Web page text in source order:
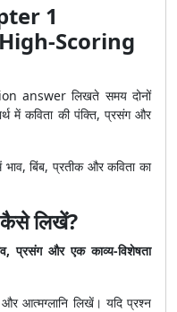
1
Scoring
answer लिखते समय दोनों
में कविता की पंक्ति, प्रसंग और
भाव, बिंब, प्रतीक और कविता का
लिखें?
प्रसंग और एक काव्य-विशेषता
आत्मग्लानि लिखें। यदि प्रश्न